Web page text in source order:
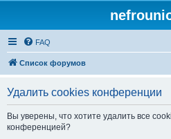
FAQ
Список форумов
Удалить cookies конференции
Вы уверены, что хотите удалить все
конференцией?